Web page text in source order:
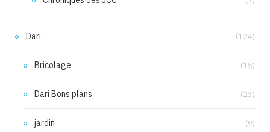
Dari (124)
Bricolage (15)
Dari Bons plans (23)
jardin (9)